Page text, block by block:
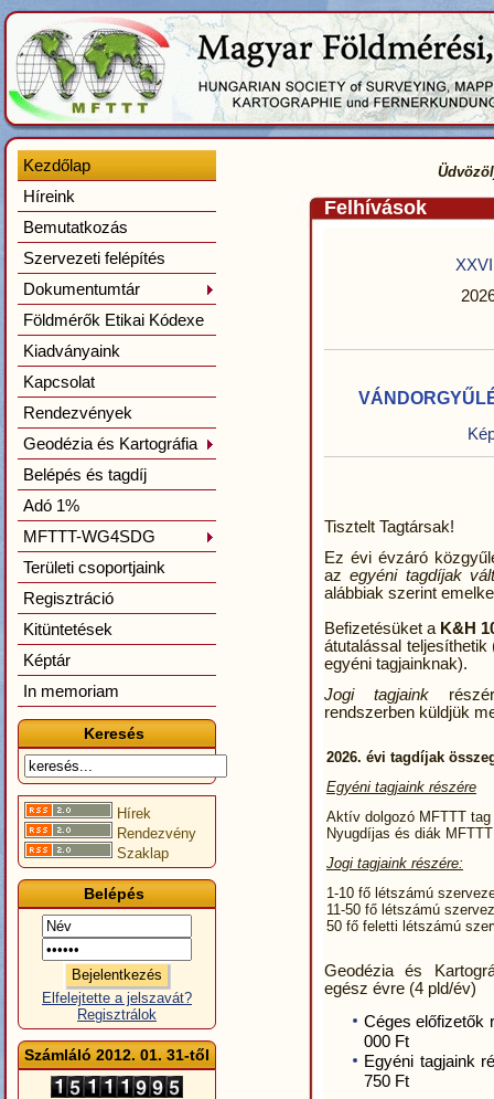
Kezdőlap
Híreink
Bemutatkozás
Szervezeti felépítés
Dokumentumtár
Földmérők Etikai Kódexe
Kiadványaink
Kapcsolat
Rendezvények
Geodézia és Kartográfia
Belépés és tagdíj
Adó 1%
MFTTT-WG4SDG
Területi csoportjaink
Regisztráció
Kitüntetések
Képtár
In memoriam
Keresés
Hírek
Rendezvény
Szaklap
Belépés
Elfelejtette a jelszavát?
Regisztrálok
Számláló 2012. 01. 31-től
Felhívások
Tisztelt Tagtársak!
Ez évi évzáró
azegyéni tagdíjak
alábbiak szerint
Befizetésüket a K&H
átutalással
egyéni tagjainknak).
Jogi tagjaink
rendszerben küldjük
2026. évi tagdíjak
Egyéni tagjaink részére
Aktív dolgozó MFTTT
Nyugdíjas és diák
Jogi tagjaink részére:
1-10 fő létszámú
11-50 fő létszámú
50 fő feletti létszámú
Geodézia és
egész évre (4 pld/év)
Céges előfizetők
000 Ft
Egyéni tagjaink
750 Ft